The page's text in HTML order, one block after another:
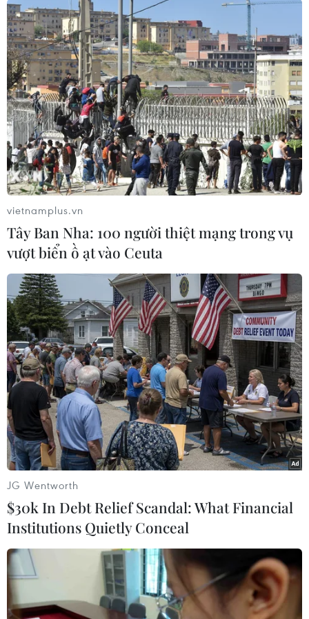
mặt hàng này tăng lên, chính phủ đã triển khai
kế hoạch phân bổ khẩu trang thông qua các
hiệu thuốc vào tháng 3/2020 và thực hiện trong
4 tháng cho đến khi nguồn cung ổn định.
Kể từ tháng 11 năm đó, việc đeo khẩu trang đã
trở thành quy định bắt buộc ở những địa điểm
công cộng trong nhà cũng như ngoài trời./.
(TTXVN/Vietnam+)
#đeo khẩu trang #dịch covid 19
#bụi mịn
#lây nhiễm COVID-19
Hàn Quốc
Theo dõi VietnamPlus
vietnamplus.vn
Tây Ban Nha: 100 người thiệt mạng trong vụ
vượt biển ồ ạt vào Ceuta
JG Wentworth
$30k In Debt Relief Scandal: What Financial
Institutions Quietly Conceal